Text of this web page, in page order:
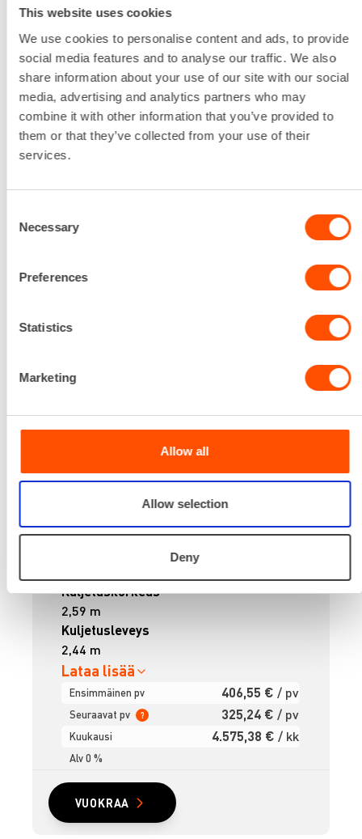
This website uses cookies
We use cookies to personalise content and ads, to provide
social media features and to analyse our traffic. We also
share information about your use of our site with our social
media, advertising and analytics partners who may
combine it with other information that you’ve provided to
them or that they’ve collected from your use of their
services.
Selection
Necessary
Preferences
Statistics
Marketing
Allow all
Allow selection
Deny
2.29 m
2.29 m
Lataa lisää
Ensimmäinen pv 332,25 €/ pv
Seuraavat pv 265,80 € / pv
Kuukausi 3.987,00 €/ kk
Käyttövoima
Schuko
Kuljetuskorkeus
2,59 m
Kuljetusleveys
2,44 m
Lataa lisää
Ensimmäinen pv 406,55 € / pv
Seuraavat pv ? 325,24 € / pv
Kuukausi 4.575,38 € / kk
Alv 0 %
VUOKRAA